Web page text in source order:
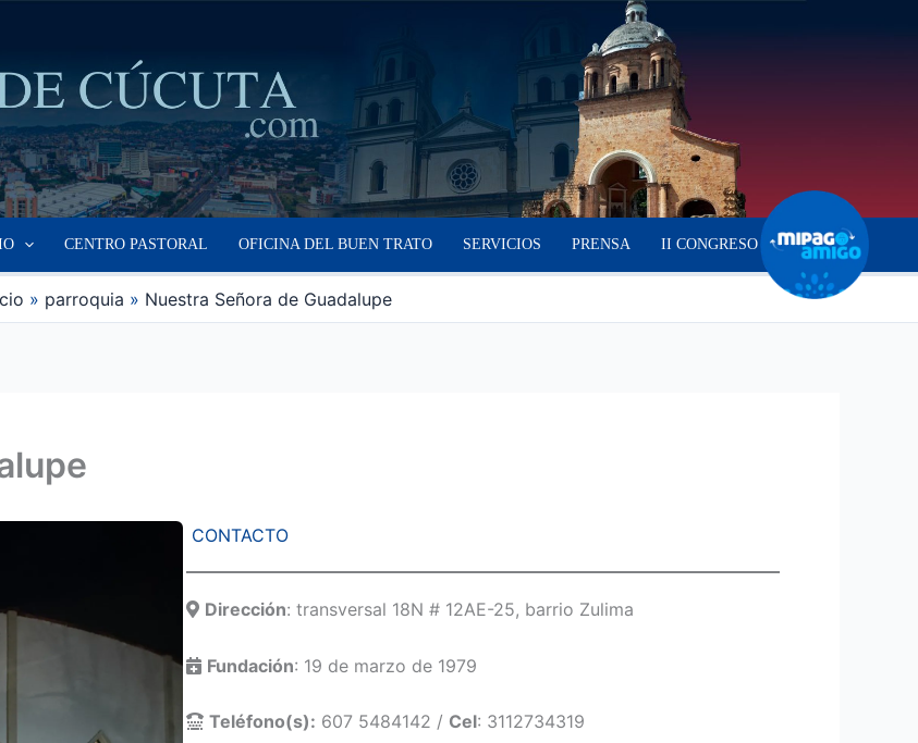
CENTRO PASTORAL OFICINA DEL BUEN TRATO SERVICIOS PRENSA II CONGRESO
parroquia Nuestra Señora de Guadalupe
CONTACTO
Dirección: transversal 18N # 12AE-25, barrio Zulima
Fundación: 19 de marzo de 1979
Teléfono(s): 607 5484142 / Cel: 3112734319